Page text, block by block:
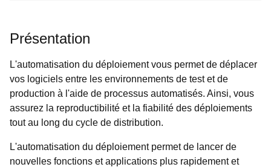
Présentation
L'automatisation du déploiement vous permet de déplacer
vos logiciels entre les environnements de test et de
production à l'aide de processus automatisés. Ainsi, vous
assurez la reproductibilité et la fiabilité des déploiements
tout au long du cycle de distribution.
L'automatisation du déploiement permet de lancer de
nouvelles fonctions et applications plus rapidement et